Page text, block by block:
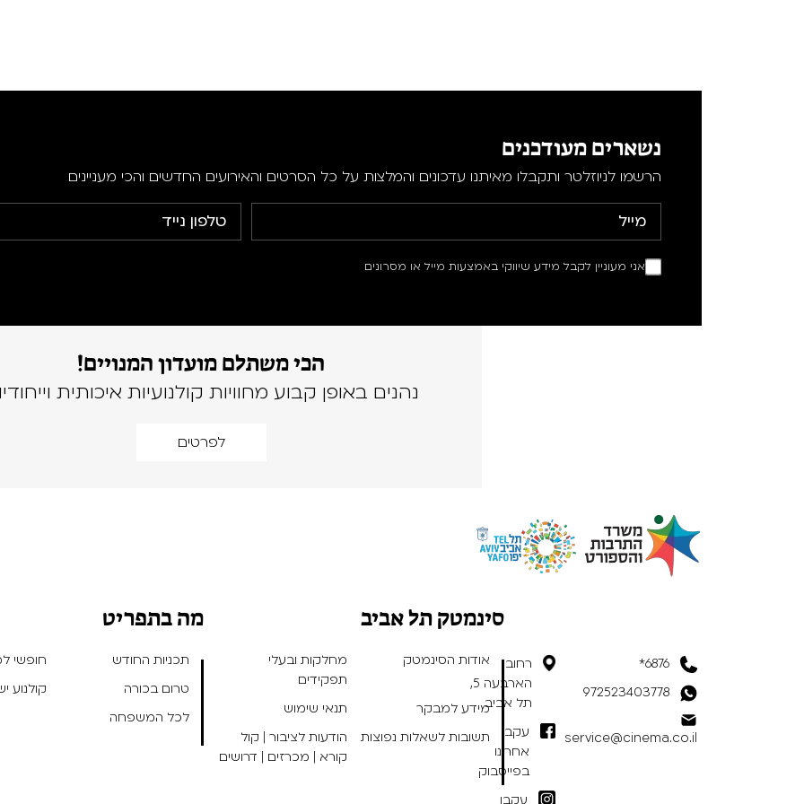
נשארים מעודכנים
הרשמו לניוזלטר ותקבלו מאיתנו עדכונים והמלצות על כל הסרטים והאירועים החדשים והכי מעניינים
אני מעוניין לקבל מידע שיווקי באמצעות מייל או מסרונים
הכי משתלם מועדון המנויים!
נהנים באופן קבוע מחוויות קולנועיות איכותית
לפרטים
6876*
972523403778
service@cinema.co.il
רחוב
הארבעה 5,
תל אביב
עקבו
אחרינו
בפייסבוק
עקבו
סינמטק תל אביב
אודות הסינמטק
מחלקות ובעלי
תפקידים
מידע למבקר
תנאי שימוש
תשובות לשאלות נפוצות
הודעות לציבור | קול
קורא | מכרזים | דרושים
מה בתפריט
תכניות החודש
חופשי
טרום בכורה
קולנוע
לכל המשפחה